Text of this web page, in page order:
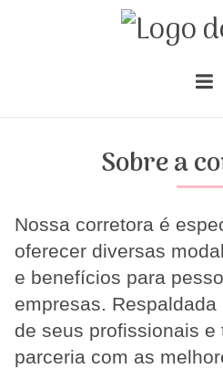
Sobre a
Nossa corretora é
oferecer diversas
e benefícios para
empresas.
de seus profissionais
parceria com as